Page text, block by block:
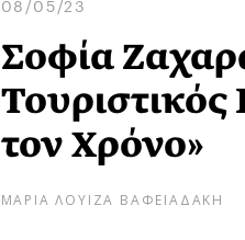
Σοφία
τον Χρόνο»
ΜΑΡΙΑ ΛΟΥΙΖΑ ΒΑΦΕΙΑΔΑΚΗ